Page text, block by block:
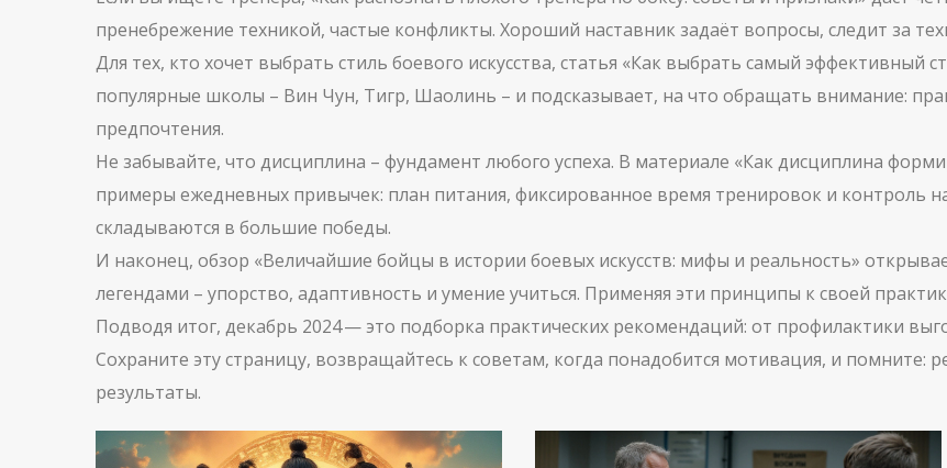
пренебрежение техникой, частые конфликты. Хороший наставник задаёт вопросы, следит за
Для тех, кто хочет выбрать стиль боевого искусства, статья «Как выбрать самый эффективный
популярные школы – Вин Чун, Тигр, Шаолинь – и подсказывает, на что обращать внимание:
предпочтения.
Не забывайте, что дисциплина – фундамент любого успеха. В материале «Как дисциплина
примеры ежедневных привычек: план питания, фиксированное время тренировок и контроль
складываются в большие победы.
И наконец, обзор «Величайшие бойцы в истории боевых искусств: мифы и реальность»
легендами – упорство, адаптивность и умение учиться. Применяя эти принципы к своей
Подводя итог, декабрь 2024 — это подборка практических рекомендаций: от профилактики
Сохраните эту страницу, возвращайтесь к советам, когда понадобится мотивация, и помните:
результаты.